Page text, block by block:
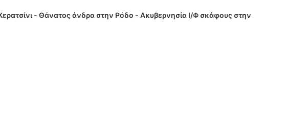
- Θάνατος άνδρα στην Ρόδο - Ακυβερνησία Ι/Φ σκάφους στην